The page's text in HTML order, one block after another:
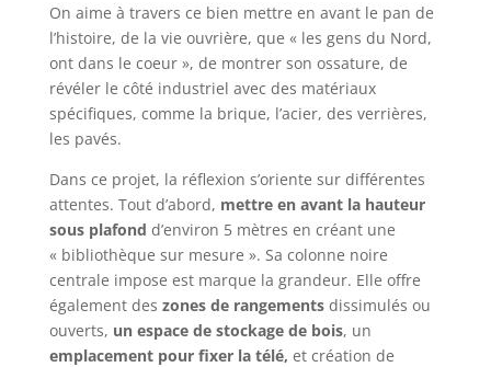
On aime à travers ce bien mettre en avant le pan de
l’histoire, de la vie ouvrière, que « les gens du Nord,
ont dans le coeur », de montrer son ossature, de
révéler le côté industriel avec des matériaux
spécifiques, comme la brique, l’acier, des verrières,
les pavés.
Dans ce projet, la réflexion s’oriente sur différentes
attentes. Tout d’abord, mettre en avant la hauteur
sous plafond d’environ 5 mètres en créant une
« bibliothèque sur mesure ». Sa colonne noire
centrale impose est marque la grandeur. Elle offre
également des zones de rangementsdissimulés ou
ouverts, un espace de stockage de bois, un
emplacement pour fixer la télé, et création de